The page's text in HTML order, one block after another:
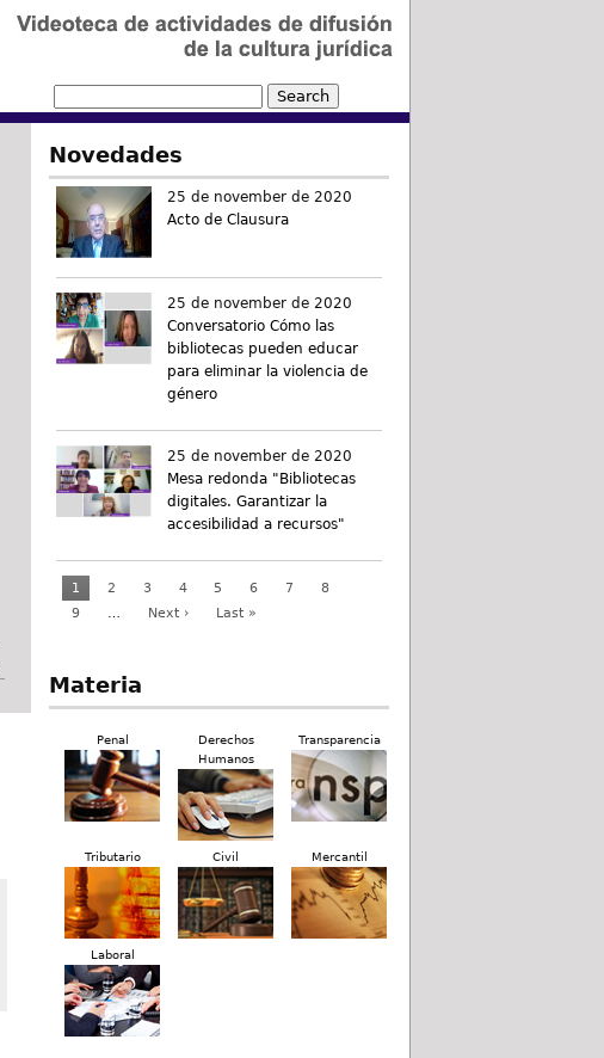
Novedades
25 de november de 2020
Acto de Clausura
25 de november de 2020
Conversatorio Cómo las
bibliotecas pueden educar
para eliminar la violencia de
género
25 de november de 2020
Mesa redonda "Bibliotecas
digitales. Garantizar la
accesibilidad a recursos"
1 2 3 4 5 6 7
8
9
… Next › Last »
Materia
Penal
Derechos
Humanos
Transparencia
Tributario Civil Mercantil
Laboral